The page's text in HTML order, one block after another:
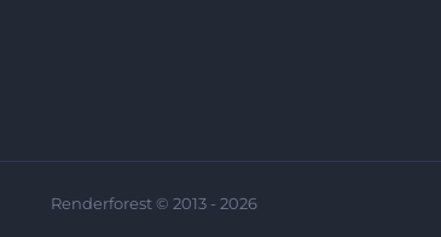
Renderforest © 2013 - 2026